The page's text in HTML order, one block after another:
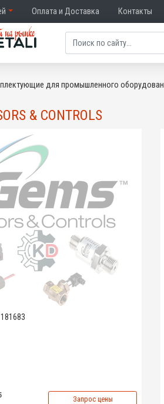
Оплата и Доставка Контакты
для промышленного
& CONTROLS
Запрос цены